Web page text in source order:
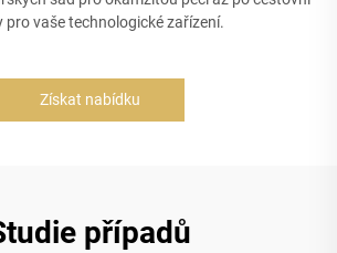
pro vaše technologické zařízení.
Získat nabídku
případů